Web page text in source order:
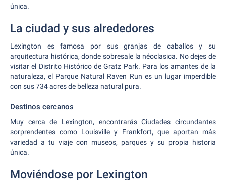
única.
La ciudad y sus alrededores
Lexington es famosa por sus granjas de caballos y su
arquitectura histórica, donde sobresale la néoclasica. No dejes de
visitar el Distrito Histórico de Gratz Park. Para los amantes de la
naturaleza, el Parque Natural Raven Run es un lugar imperdible
con sus 734 acres de belleza natural pura.
Destinos cercanos
Muy cerca de Lexington, encontrarás Ciudades circundantes
sorprendentes como Louisville y Frankfort, que aportan más
variedad a tu viaje con museos, parques y su propia historia
única.
Moviéndose por Lexington